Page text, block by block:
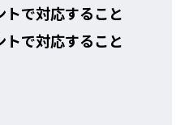
トで対応すること
トで対応すること